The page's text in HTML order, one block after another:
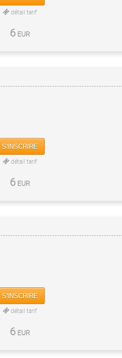
détail tarif
6 EUR
S'INSCRIRE
détail tarif
6 EUR
S'INSCRIRE
détail tarif
6 EUR